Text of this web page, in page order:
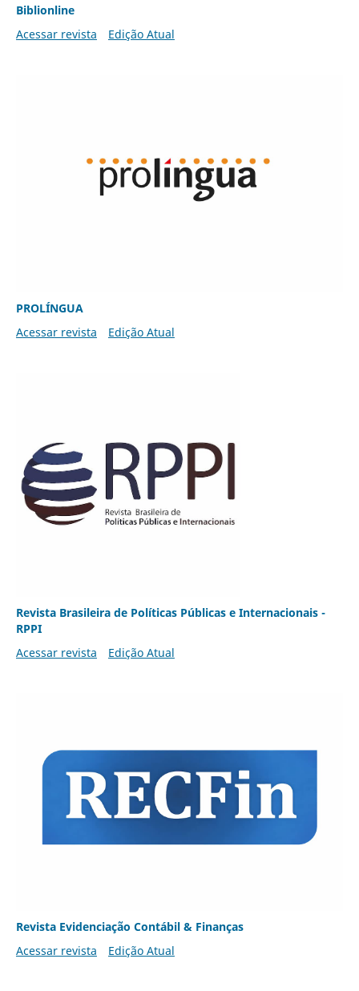
Biblionline
Acessar revista
Edição Atual
PROLÍNGUA
Acessar revista
Edição Atual
Revista Brasileira de Políticas Públicas e Internacionais -
RPPI
Acessar revista
Edição Atual
Revista Evidenciação Contábil & Finanças
Acessar revista
Edição Atual